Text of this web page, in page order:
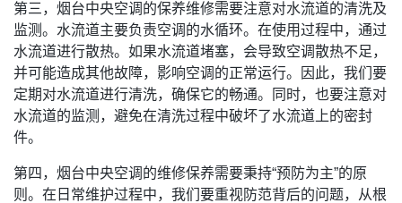
第三，烟台中央空调的保养维修需要注意对水流道的清洗及
监测。水流道主要负责空调的水循环。在使用过程中，通过
水流道进行散热。如果水流道堵塞，会导致空调散热不足，
并可能造成其他故障，影响空调的正常运行。因此，我们要
定期对水流道进行清洗，确保它的畅通。同时，也要注意对
水流道的监测，避免在清洗过程中破坏了水流道上的密封
件。
第四，烟台中央空调的维修保养需要秉持“预防为主”的原
则。在日常维护过程中，我们要重视防范背后的问题，从根